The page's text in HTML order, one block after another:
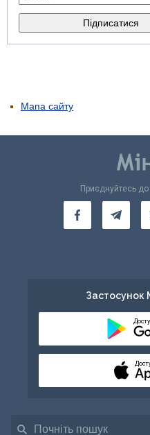
Мапа сайту
Приєднуйтесь
Застосунок